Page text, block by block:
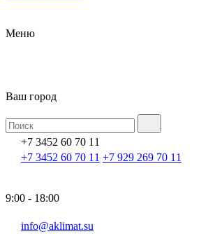
Меню
Ваш город
+7 3452 60 70 11
+7 3452 60 70 11 +7 929 269 70 11
9:00 - 18:00
info@aklimat.su